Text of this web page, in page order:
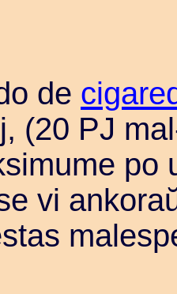
de
(20 PJ
po
vi